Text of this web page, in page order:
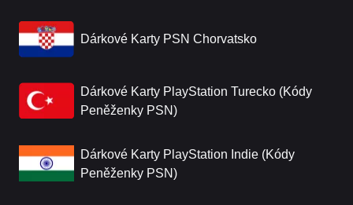
Dárkové Karty PSN Chorvatsko
Dárkové Karty PlayStation Turecko (Kódy
Peněženky PSN)
Dárkové Karty PlayStation Indie (Kódy
Peněženky PSN)